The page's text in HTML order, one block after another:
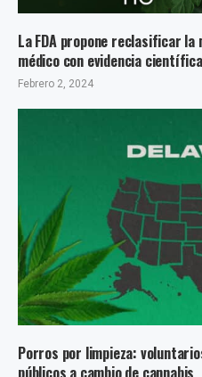
La FDA propone reclasificar la
médico con evidencia científica
Febrero 2, 2024
Porros por limpieza:
públicos a cambio de cannabis